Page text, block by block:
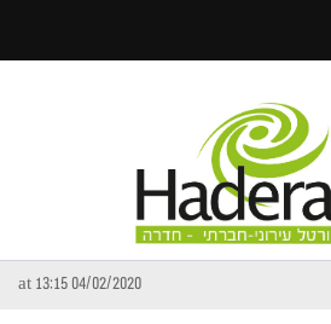
04/02/2020 at 13:15